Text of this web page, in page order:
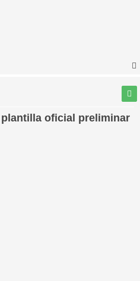
oficial preliminar